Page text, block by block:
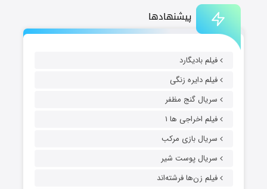
پیشنهادها
فیلم بادیگارد
فیلم دایره زنگی
سریال گنج مظفر
فیلم اخراجی ها ۱
سریال بازی مرکب
سریال پوست شیر
فیلم زن‌ها فرشته‌اند